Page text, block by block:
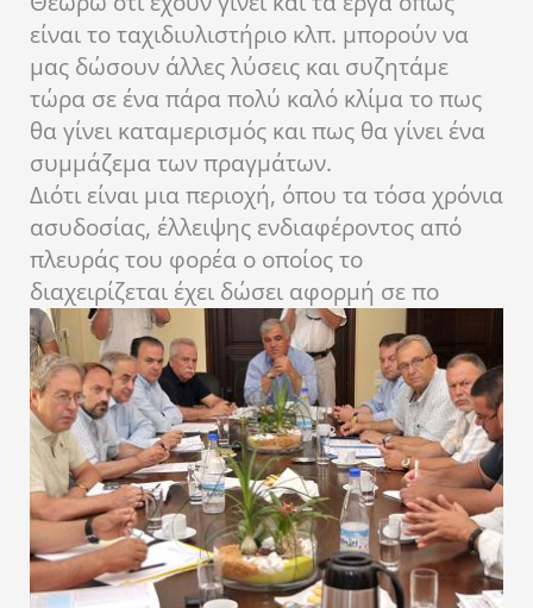
είναι το ταχιδιυλιστήριο κλπ. μπορούν να
μας δώσουν άλλες λύσεις και συζητάμε
τώρα σε ένα πάρα πολύ καλό κλίμα το πως
θα γίνει καταμερισμός και πως θα γίνει ένα
συμμάζεμα των πραγμάτων.
Διότι είναι μια περιοχή, όπου τα τόσα χρόνια
ασυδοσίας, έλλειψης ενδιαφέροντος από
πλευράς του φορέα ο οποίος το
διαχειρίζεται έχει δώσει αφορμή σε πο